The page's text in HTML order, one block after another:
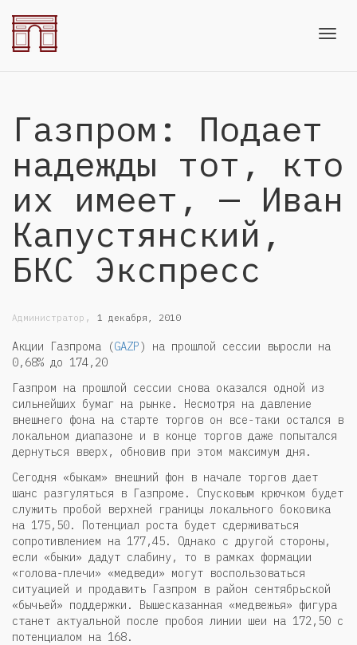
Газпром: Подает
надежды тот, кто
их имеет, — Иван
Капустянский,
БКС Экспресс
Администратор , 1 декабря, 2010
Акции Газпрома (GAZP) на прошлой сессии выросли на
0,68% до 174,20
Газпром на прошлой сессии снова оказался одной из
сильнейших бумаг на рынке. Несмотря на давление
внешнего фона на старте торгов он все-таки остался в
локальном диапазоне и в конце торгов даже попытался
дернуться вверх, обновив при этом максимум дня.
Сегодня «быкам» внешний фон в начале торгов дает
шанс разгуляться в Газпроме. Спусковым крючком будет
служить пробой верхней границы локального боковика
на 175,50. Потенциал роста будет сдерживаться
сопротивлением на 177,45. Однако с другой стороны,
если «быки» дадут слабину, то в рамках формации
«голова-плечи» «медведи» могут воспользоваться
ситуацией и продавить Газпром в район сентябрьской
«бычьей» поддержки. Вышесказанная «медвежья» фигура
станет актуальной после пробоя линии шеи на 172,50 с
потенциалом на 168.